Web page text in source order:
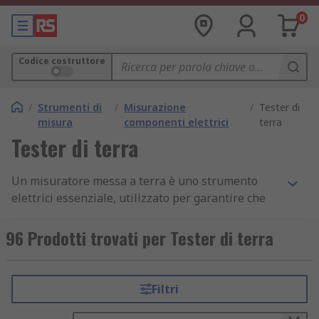
0
Codice costruttore
/ Strumenti di
misura
/ Misurazione
componenti elettrici
/ Tester di
terra
Tester di terra
Un misuratore messa a terra è uno strumento
elettrici essenziale, utilizzato per garantire che
e dispositivi sia sufficiente.
importanza per assicurare che venga stabilito un
percorso sicuro verso la terra, in caso di caduta di
tensione o fulmine.
96 Prodotti trovati per Tester di terra
Filtri